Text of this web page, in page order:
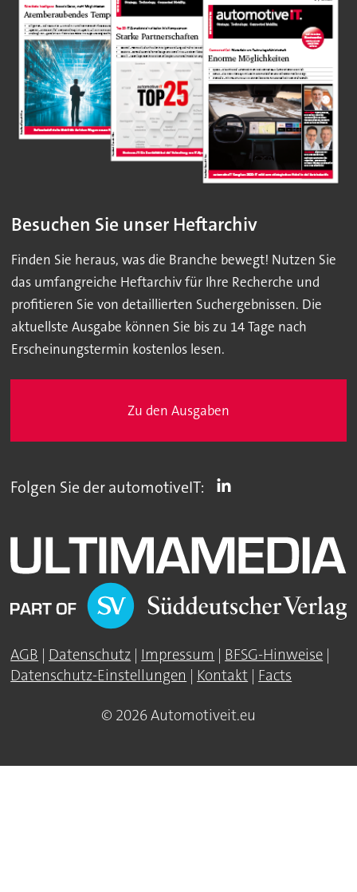
Besuchen Sie unser Heftarchiv
Finden Sie heraus, was die Branche bewegt! Nutzen Sie
das umfangreiche Heftarchiv für Ihre Recherche und
profitieren Sie von detaillierten Suchergebnissen. Die
aktuellste Ausgabe können Sie bis zu 14 Tage nach
Erscheinungstermin kostenlos lesen.
Zu den Ausgaben
Folgen Sie der automotiveIT:
AGB | Datenschutz | Impressum | BFSG-Hinweise |
Datenschutz-Einstellungen | Kontakt | Facts
© 2026 Automotiveit.eu